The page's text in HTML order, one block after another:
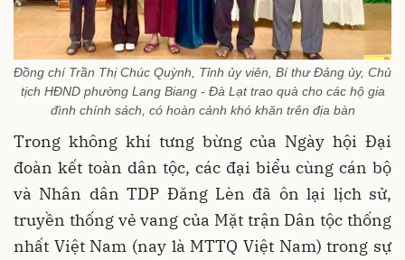
Đồng chí Trần Thị Chúc Quỳnh, Tỉnh ủy viên, Bí thư Đảng ủy, Chủ
tịch HĐND phường Lang Biang - Đà Lạt trao quà cho các hộ gia
đình chính sách, có hoàn cảnh khó khăn trên địa bàn
Trong không khí tưng bừng của Ngày hội Đại
đoàn kết toàn dân tộc, các đại biểu cùng cán bộ
và Nhân dân TDP Đăng Lèn đã ôn lại lịch sử,
truyền thống vẻ vang của Mặt trận Dân tộc thống
nhất Việt Nam (nay là MTTQ Việt Nam) trong sự